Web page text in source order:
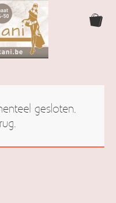
gesloten.